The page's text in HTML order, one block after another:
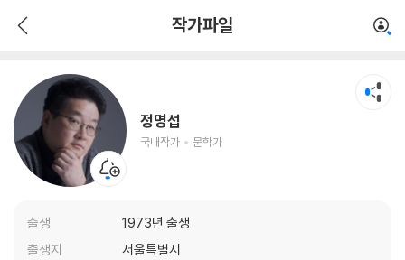
작가파일
정명섭
국내작가 문학가
출생
1973년 출생
출생지
서울특별시